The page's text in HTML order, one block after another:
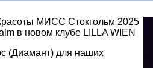
МИСС Стокгольм 2025
в новом клубе LILLA WIEN
(Диамант) для наших